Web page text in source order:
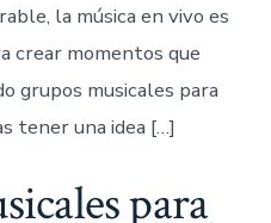
la música en vivo es
crear momentos que
grupos musicales para
tener una idea […]
para